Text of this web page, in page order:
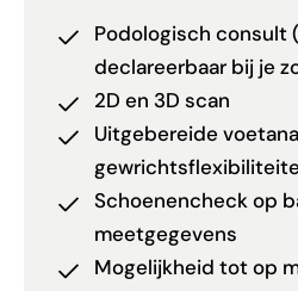
Podologisch consult
declareerbaar bij je
2D en 3D scan
Uitgebereide
Schoenencheck op
meetgegevens
Mogelijkheid tot op